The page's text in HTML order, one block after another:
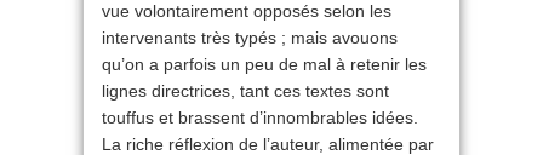
vue volontairement opposés selon les
intervenants très typés ; mais avouons
qu’on a parfois un peu de mal à retenir les
lignes directrices, tant ces textes sont
touffus et brassent d’innombrables idées.
La riche réflexion de l’auteur, alimentée par